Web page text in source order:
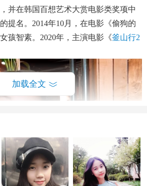
并在韩国百想艺术大赏电影类奖项中
提名。2014年10月，在电影《偷狗的
孩智素。2020年，主演电影《釜山行2
加载全文